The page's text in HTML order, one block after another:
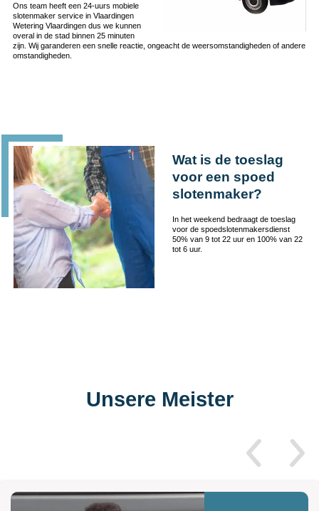
Ons team heeft een 24-uurs mobiele
slotenmaker service in Vlaardingen
Wetering Vlaardingen dus we kunnen
overal in de stad binnen 25 minuten
zijn. Wij garanderen een snelle reactie, ongeacht de weersomstandigheden of andere
omstandigheden.
Wat is de toeslag
voor een spoed
slotenmaker?
In het weekend bedraagt de toeslag
voor de spoedslotenmakersdienst
50% van 9 tot 22 uur en 100% van 22
tot 6 uur.
Unsere Meister